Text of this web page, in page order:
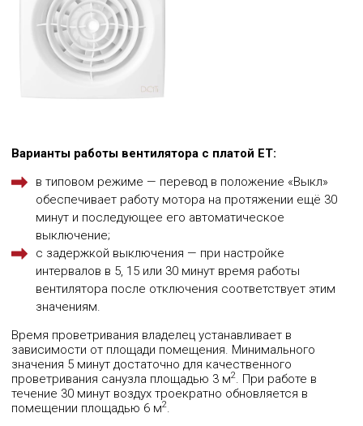
Варианты работы вентилятора с платой ET:
в типовом режиме — перевод в положение «Выкл»
обеспечивает работу мотора на протяжении ещё 30
минут и последующее его автоматическое
выключение;
с задержкой выключения — при настройке
интервалов в 5, 15 или 30 минут время работы
вентилятора после отключения соответствует этим
значениям.
Время проветривания владелец устанавливает в
зависимости от площади помещения. Минимального
значения 5 минут достаточно для качественного
проветривания санузла площадью 3 м2. При работе в
течение 30 минут воздух троекратно обновляется в
помещении площадью 6 м2.